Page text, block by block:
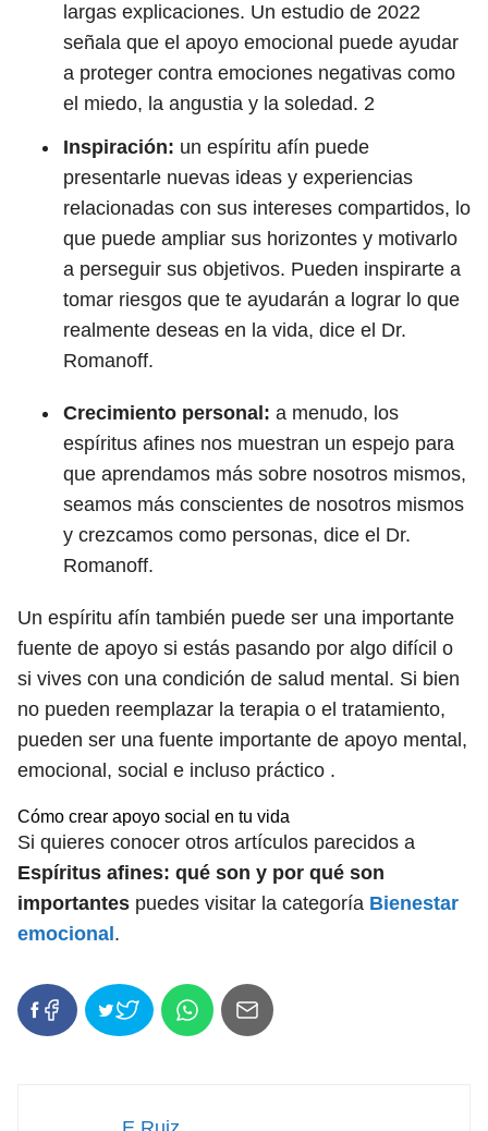
largas explicaciones. Un estudio de 2022
señala que el apoyo emocional puede ayudar
a proteger contra emociones negativas como
el miedo, la angustia y la soledad. 2
Inspiración: un espíritu afín puede
presentarle nuevas ideas y experiencias
relacionadas con sus intereses compartidos, lo
que puede ampliar sus horizontes y motivarlo
a perseguir sus objetivos. Pueden inspirarte a
tomar riesgos que te ayudarán a lograr lo que
realmente deseas en la vida, dice el Dr.
Romanoff.
Crecimiento personal: a menudo, los
espíritus afines nos muestran un espejo para
que aprendamos más sobre nosotros mismos,
seamos más conscientes de nosotros mismos
y crezcamos como personas, dice el Dr.
Romanoff.
Un espíritu afín también puede ser una importante
fuente de apoyo si estás pasando por algo difícil o
si vives con una condición de salud mental. Si bien
no pueden reemplazar la terapia o el tratamiento,
pueden ser una fuente importante de apoyo mental,
emocional, social e incluso práctico .
Cómo crear apoyo social en tu vida
Si quieres conocer otros artículos parecidos a
Espíritus afines: qué son y por qué son
importantes puedes visitar la categoría Bienestar
emocional .